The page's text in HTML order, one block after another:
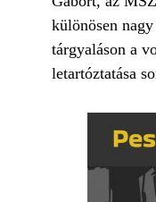
különösen
tárgyaláson a
letartóztatása